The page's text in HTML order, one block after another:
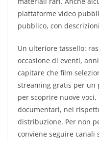
piattaforme video
pubblico, con
Un ulteriore tassello:
occasione di eventi,
capitare che film
streaming gratis per un
per scoprire nuove voci,
documentari, nel
distribuzione. Per non
conviene seguire canali